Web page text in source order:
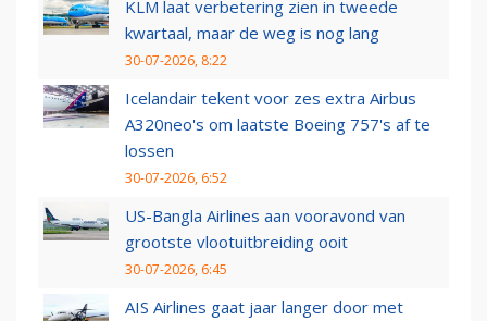
KLM laat verbetering zien in tweede
kwartaal, maar de weg is nog lang
30-07-2026, 8:22
Icelandair tekent voor zes extra Airbus
A320neo's om laatste Boeing 757's af te
lossen
30-07-2026, 6:52
US-Bangla Airlines aan vooravond van
grootste vlootuitbreiding ooit
30-07-2026, 6:45
AIS Airlines gaat jaar langer door met